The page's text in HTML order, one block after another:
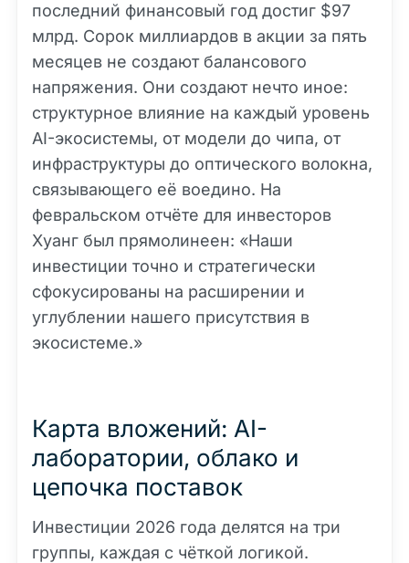
последний финансовый год достиг $97
млрд. Сорок миллиардов в акции за пять
месяцев не создают балансового
напряжения. Они создают нечто иное:
структурное влияние на каждый уровень
AI-экосистемы, от модели до чипа, от
инфраструктуры до оптического волокна,
связывающего её воедино. На
февральском отчёте для инвесторов
Хуанг был прямолинеен: «Наши
инвестиции точно и стратегически
сфокусированы на расширении и
углублении нашего присутствия в
экосистеме.»
Карта вложений: AI-
лаборатории, облако и
цепочка поставок
Инвестиции 2026 года делятся на три
группы, каждая с чёткой логикой.